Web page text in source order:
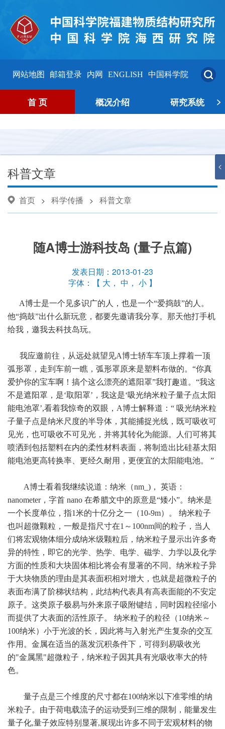
网站地图 邮箱登录 内网 ENGLISH 中国科学院
首 页 概况介绍 研究系统 >
<
科普文章
首页 > 科学传播 > 科普文章
随A博士游科技岛 (量子点篇)
发表日期：2013-01-23
字体：【 大 ， 中 ， 小 】
A博士是一个见多识广的人，也是一个“爱捣鼓”的人。
他“捣鼓”出什么新玩意，都要先邀请我分享。那天他打手机
给我，邀我去科技岛玩。
我应邀前往，从远处就望见A博士轿车车顶上撑着一顶
弧形罩，走到车前一瞧，弧形罩原来是塑料布做的。“你真
爱护你的宝车啊！搞个这么漂亮的遮阳罩”我打趣道。“我这
不是遮阳罩，是‘取阳罩’，我这是‘吸光纳米粒子量子点太阳
能电池罩’,看着我惊奇的双眼，A博士解释道：“ 吸光纳米粒
子量子点是纳米尺度的半导体，其能捕捉光线，既可吸收可
见光，也可吸收不可见光，并将其转化为能源。人们可将其
喷洒到包括塑料在内的柔性材料表面，将制造出比硅基太阳
能电池更高转换率、更经久耐用，更便宜的太阳能电池。 ”
A博士看着我继续说道：纳米（nm_)， 英语：
nanometer，字首 nano 在希腊文中的原意是“矮小”。纳米是
一个长度单位，指1米的十亿分之一（10-9m）。 纳米粒子
也叫超微颗粒，一般是指尺寸在1～100nm间的粒子，当人
们将宏观物体细分成纳米级颗粒后，纳米粒子显示出许多奇
异的特性，即它的光学、热学、电学、磁学、力学以及化学
方面的性质和大块固体相比将会有显著的不同。纳米粒子异
于大块物质的理由是其表面积相对增大，也就是超微粒子的
表面布满了阶梯状结构，此结构代表具有高表面能的不安定
原子。这类原子极易与外来原子吸附键结，同时因粒径缩小
而提供了大表面的活性原子。 纳米粒子的粒径（10纳米～
100纳米）小于光波的长，因此将与入射光产生复杂的交互
作用。金属在适当的蒸发沉积条件下，可得到易吸收光
的"金属黑"超微粒子，纳米粒子因其具有光吸收率大的特
色。
量子点是三个维度的尺寸都在100纳米以下准零维的纳
米粒子。由于荷电载流子的运动受到三维的限制，能量发生
量子化,量子效应特别显著,展现出许多不同于宏观材料的物